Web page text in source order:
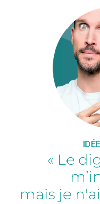
« Le
mais je